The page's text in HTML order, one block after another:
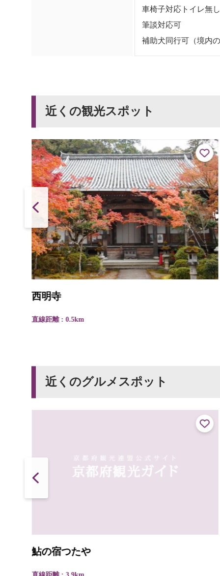
車椅子対応トイレ無し
筆談対応可
補助犬同行可（境内
近くの観光スポット
西明寺
直線距離 : 0.5km
近くのグルメスポット
鮎の宿つたや